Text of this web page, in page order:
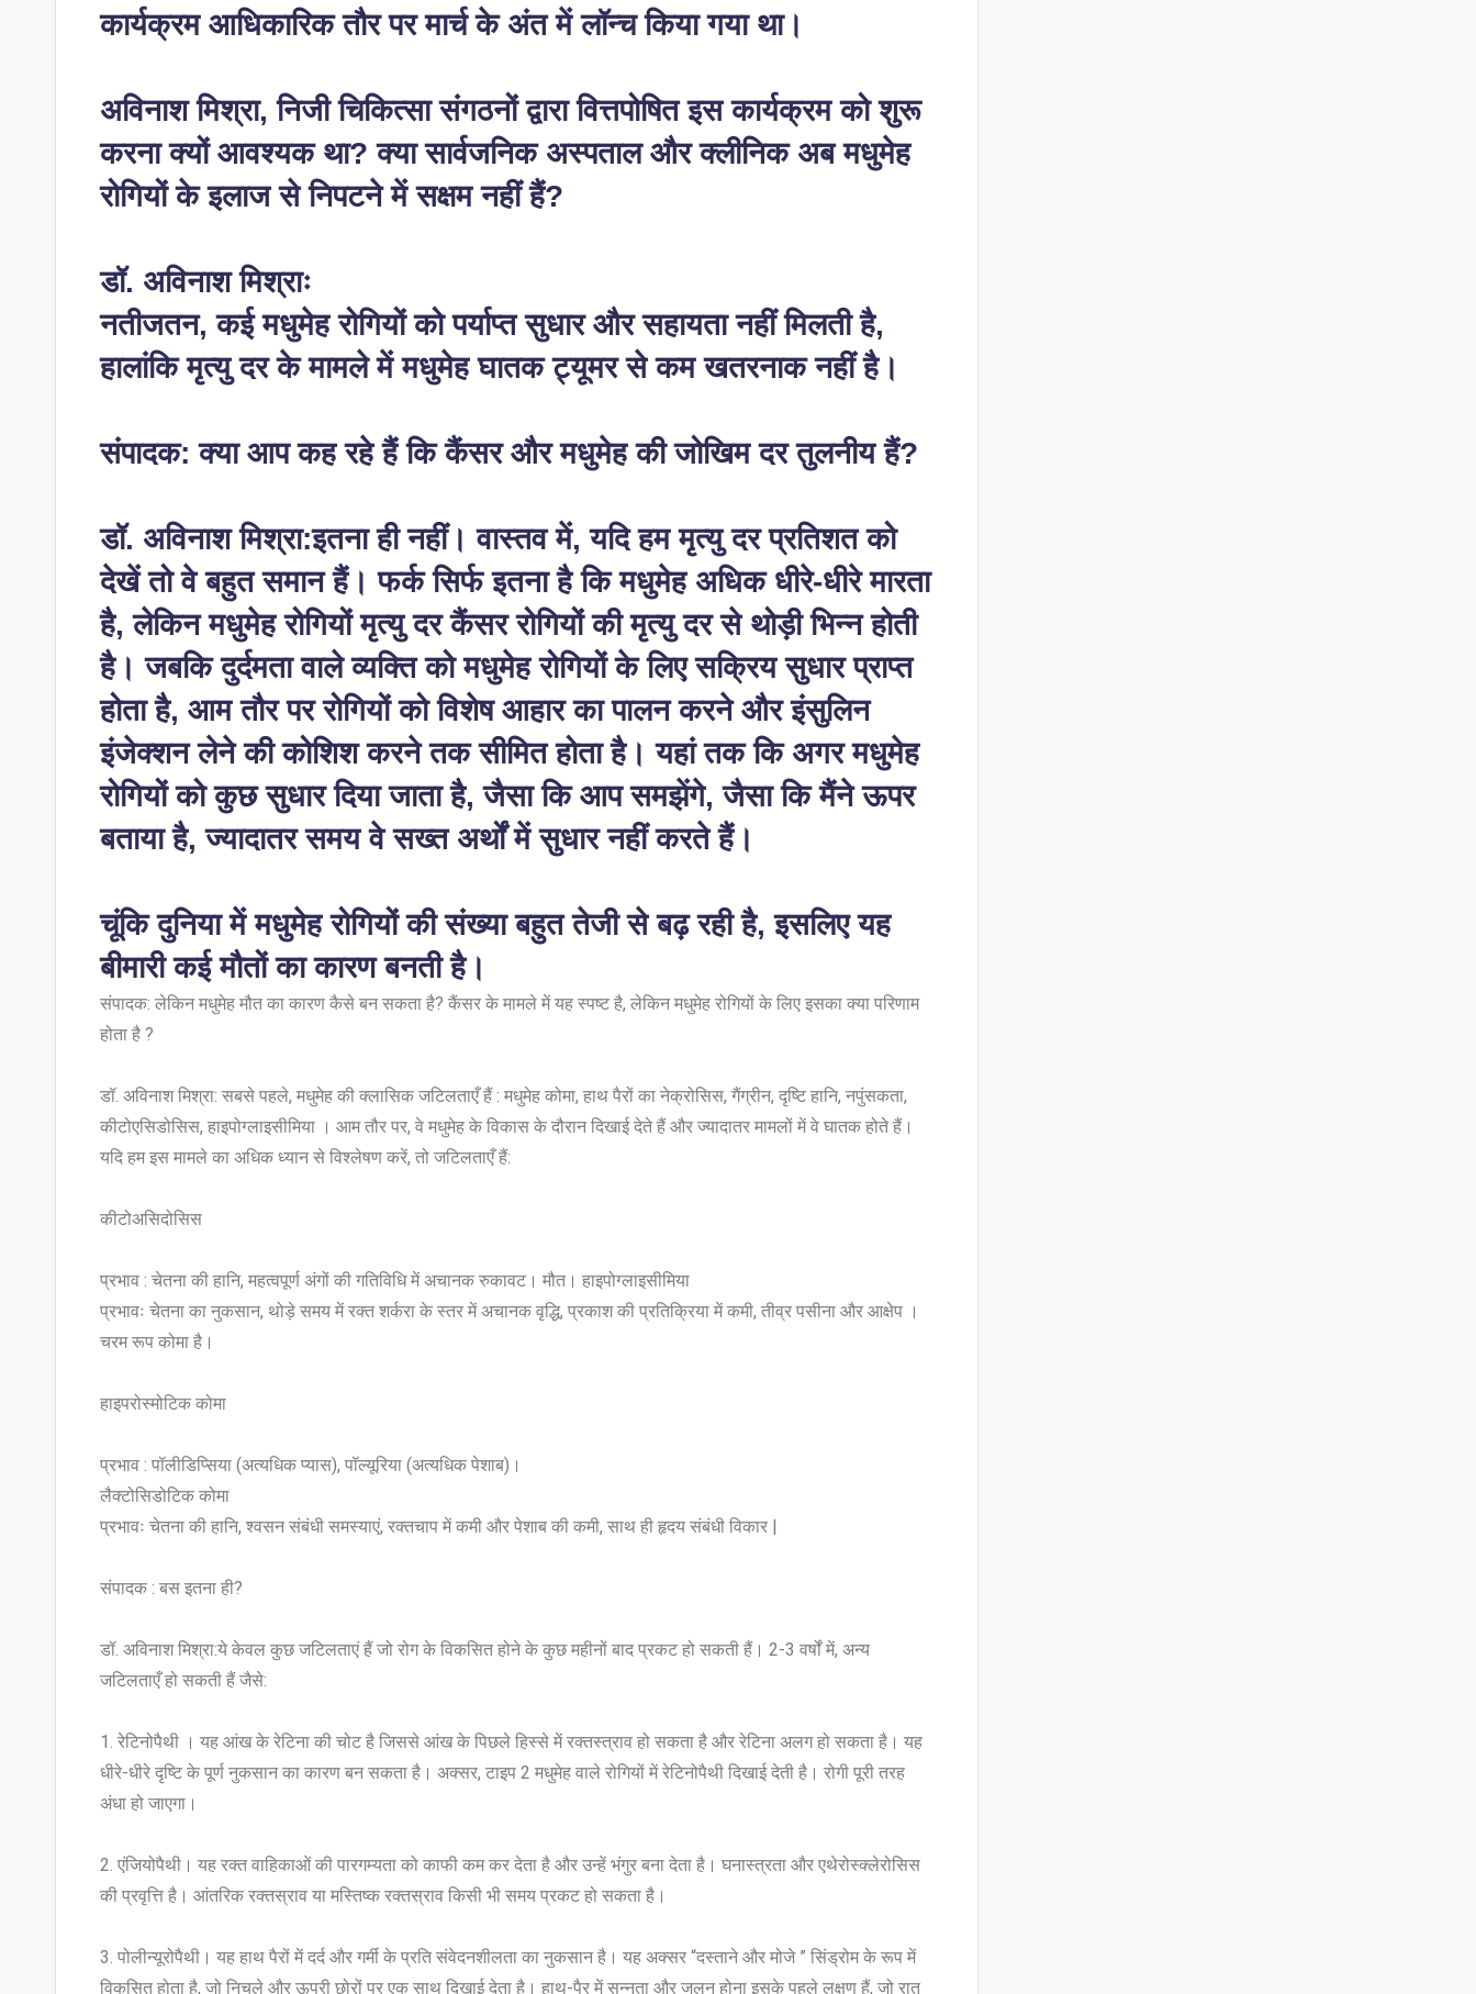
कार्यक्रम आधिकारिक तौर पर मार्च के अंत में लॉन्च किया गया था।
अविनाश मिश्रा, निजी चिकित्सा संगठनों द्वारा वित्तपोषित इस कार्यक्रम को शुरू
करना क्यों आवश्यक था? क्या सार्वजनिक अस्पताल और क्लीनिक अब मधुमेह
रोगियों के इलाज से निपटने में सक्षम नहीं हैं?
डॉ. अविनाश मिश्राः
नतीजतन, कई मधुमेह रोगियों को पर्याप्त सुधार और सहायता नहीं मिलती है,
हालांकि मृत्यु दर के मामले में मधुमेह घातक ट्यूमर से कम खतरनाक नहीं है।
संपादक: क्या आप कह रहे हैं कि कैंसर और मधुमेह की जोखिम दर तुलनीय हैं?
डॉ. अविनाश मिश्रा:इतना ही नहीं। वास्तव में, यदि हम मृत्यु दर प्रतिशत को
देखें तो वे बहुत समान हैं। फर्क सिर्फ इतना है कि मधुमेह अधिक धीरे-धीरे मारता
है, लेकिन मधुमेह रोगियों मृत्यु दर कैंसर रोगियों की मृत्यु दर से थोड़ी भिन्न होती
है। जबकि दुर्दमता वाले व्यक्ति को मधुमेह रोगियों के लिए सक्रिय सुधार प्राप्त
होता है, आम तौर पर रोगियों को विशेष आहार का पालन करने और इंसुलिन
इंजेक्शन लेने की कोशिश करने तक सीमित होता है। यहां तक कि अगर मधुमेह
रोगियों को कुछ सुधार दिया जाता है, जैसा कि आप समझेंगे, जैसा कि मैंने ऊपर
बताया है, ज्यादातर समय वे सख्त अर्थों में सुधार नहीं करते हैं।
चूंकि दुनिया में मधुमेह रोगियों की संख्या बहुत तेजी से बढ़ रही है, इसलिए यह
बीमारी कई मौतों का कारण बनती है।
संपादक: लेकिन मधुमेह मौत का कारण कैसे बन सकता है? कैंसर के मामले में यह स्पष्ट है, लेकिन मधुमेह रोगियों के लिए इसका क्या परिणाम
होता है ?
डॉ. अविनाश मिश्रा: सबसे पहले, मधुमेह की क्लासिक जटिलताएँ हैं : मधुमेह कोमा, हाथ पैरों का नेक्रोसिस, गैंग्रीन, दृष्टि हानि, नपुंसकता,
कीटोएसिडोसिस, हाइपोग्लाइसीमिया । आम तौर पर, वे मधुमेह के विकास के दौरान दिखाई देते हैं और ज्यादातर मामलों में वे घातक होते हैं।
यदि हम इस मामले का अधिक ध्यान से विश्लेषण करें, तो जटिलताएँ हैं:
कीटोअसिदोसिस
प्रभाव : चेतना की हानि, महत्वपूर्ण अंगों की गतिविधि में अचानक रुकावट। मौत। हाइपोग्लाइसीमिया
प्रभावः चेतना का नुकसान, थोड़े समय में रक्त शर्करा के स्तर में अचानक वृद्धि, प्रकाश की प्रतिक्रिया में कमी, तीव्र पसीना और आक्षेप ।
चरम रूप कोमा है।
हाइपरोस्मोटिक कोमा
प्रभाव : पॉलीडिप्सिया (अत्यधिक प्यास), पॉल्यूरिया (अत्यधिक पेशाब)।
लैक्टोसिडोटिक कोमा
प्रभावः चेतना की हानि, श्वसन संबंधी समस्याएं, रक्तचाप में कमी और पेशाब की कमी, साथ ही हृदय संबंधी विकार |
संपादक : बस इतना ही?
डॉ. अविनाश मिश्रा:ये केवल कुछ जटिलताएं हैं जो रोग के विकसित होने के कुछ महीनों बाद प्रकट हो सकती हैं। 2-3 वर्षों में, अन्य
जटिलताएँ हो सकती हैं जैसे:
1. रेटिनोपैथी । यह आंख के रेटिना की चोट है जिससे आंख के पिछले हिस्से में रक्तस्त्राव हो सकता है और रेटिना अलग हो सकता है। यह
धीरे-धीरे दृष्टि के पूर्ण नुकसान का कारण बन सकता है। अक्सर, टाइप 2 मधुमेह वाले रोगियों में रेटिनोपैथी दिखाई देती है। रोगी पूरी तरह
अंधा हो जाएगा।
2. एंजियोपैथी। यह रक्त वाहिकाओं की पारगम्यता को काफी कम कर देता है और उन्हें भंगुर बना देता है। घनास्त्रता और एथेरोस्क्लेरोसिस
की प्रवृत्ति है। आंतरिक रक्तस्राव या मस्तिष्क रक्तस्राव किसी भी समय प्रकट हो सकता है।
3. पोलीन्यूरोपैथी। यह हाथ पैरों में दर्द और गर्मी के प्रति संवेदनशीलता का नुकसान है। यह अक्सर “दस्ताने और मोजे ” सिंड्रोम के रूप में
विकसित होता है, जो निचले और ऊपरी छोरों पर एक साथ दिखाई देता है। हाथ-पैर में सुन्नता और जलन होना इसके पहले लक्षण हैं, जो रात